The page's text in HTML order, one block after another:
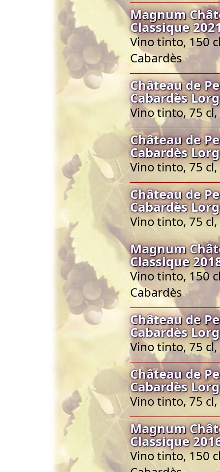
Magnum
Classique
Vino tinto, 150
Cabardès
Château de
Cabardès
Vino tinto, 75
Château de
Cabardès
Vino tinto, 75
Château de
Cabardès
Vino tinto, 75
Magnum
Classique
Vino tinto, 150
Cabardès
Château de
Cabardès
Vino tinto, 75
Château de
Cabardès
Vino tinto, 75
Magnum
Classique
Vino tinto, 150